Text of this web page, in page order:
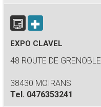
EXPO CLAVEL
48 ROUTE DE GRENOBLE
38430 MOIRANS
Tel. 0476353241